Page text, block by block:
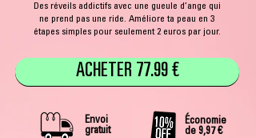
ACHETER 77.99 €
Des réveils addictifs avec une gueule d’ange qui
ne prend pas une ride. Améliore ta peau en 3
étapes simples pour seulement 2 euros par jour.
Économie
de 9,97 €
Envoi
gratuit